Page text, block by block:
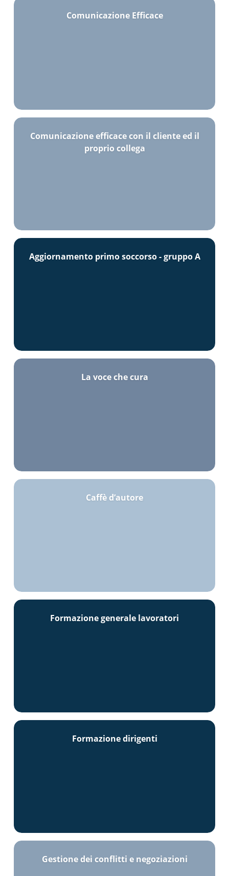
Comunicazione Efficace
Comunicazione efficace con il cliente ed il
proprio collega
Aggiornamento primo soccorso - gruppo A
La voce che cura
Caffè d’autore
Formazione generale lavoratori
Formazione dirigenti
Gestione dei conflitti e negoziazioni